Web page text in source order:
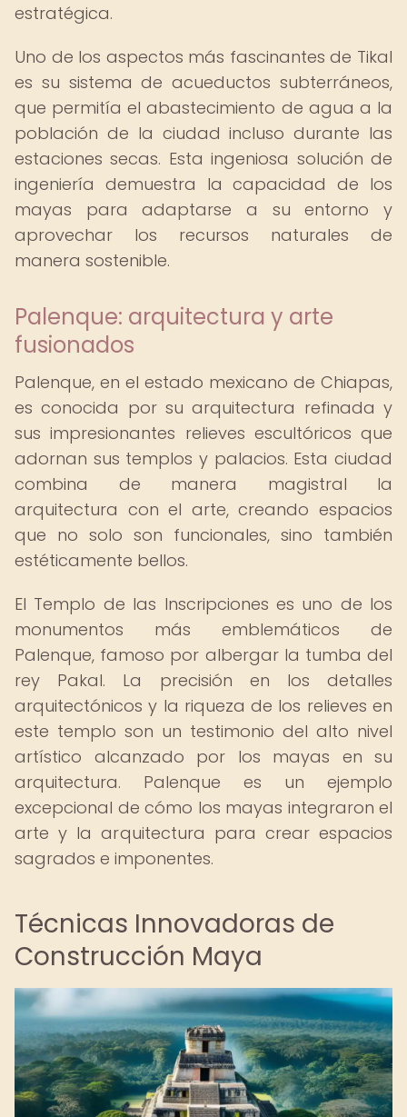
estratégica.
Uno de los aspectos más fascinantes de Tikal
es su sistema de acueductos subterráneos,
que permitía el abastecimiento de agua a la
población de la ciudad incluso durante las
estaciones secas. Esta ingeniosa solución de
ingeniería demuestra la capacidad de los
mayas para adaptarse a su entorno y
aprovechar los recursos naturales de
manera sostenible.
Palenque: arquitectura y arte
fusionados
Palenque, en el estado mexicano de Chiapas,
es conocida por su arquitectura refinada y
sus impresionantes relieves escultóricos que
adornan sus templos y palacios. Esta ciudad
combina de manera magistral la
arquitectura con el arte, creando espacios
que no solo son funcionales, sino también
estéticamente bellos.
El Templo de las Inscripciones es uno de los
monumentos más emblemáticos de
Palenque, famoso por albergar la tumba del
rey Pakal. La precisión en los detalles
arquitectónicos y la riqueza de los relieves en
este templo son un testimonio del alto nivel
artístico alcanzado por los mayas en su
arquitectura. Palenque es un ejemplo
excepcional de cómo los mayas integraron el
arte y la arquitectura para crear espacios
sagrados e imponentes.
Técnicas Innovadoras de
Construcción Maya